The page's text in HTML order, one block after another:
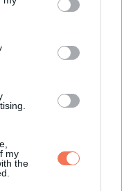
third-party tags to
in below Google
my
the
kedvelt igazgató.
hagyják, hogy